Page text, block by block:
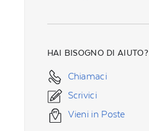
HAI BISOGNO DI AIUTO?
Chiamaci
Scrivici
Vieni in Poste